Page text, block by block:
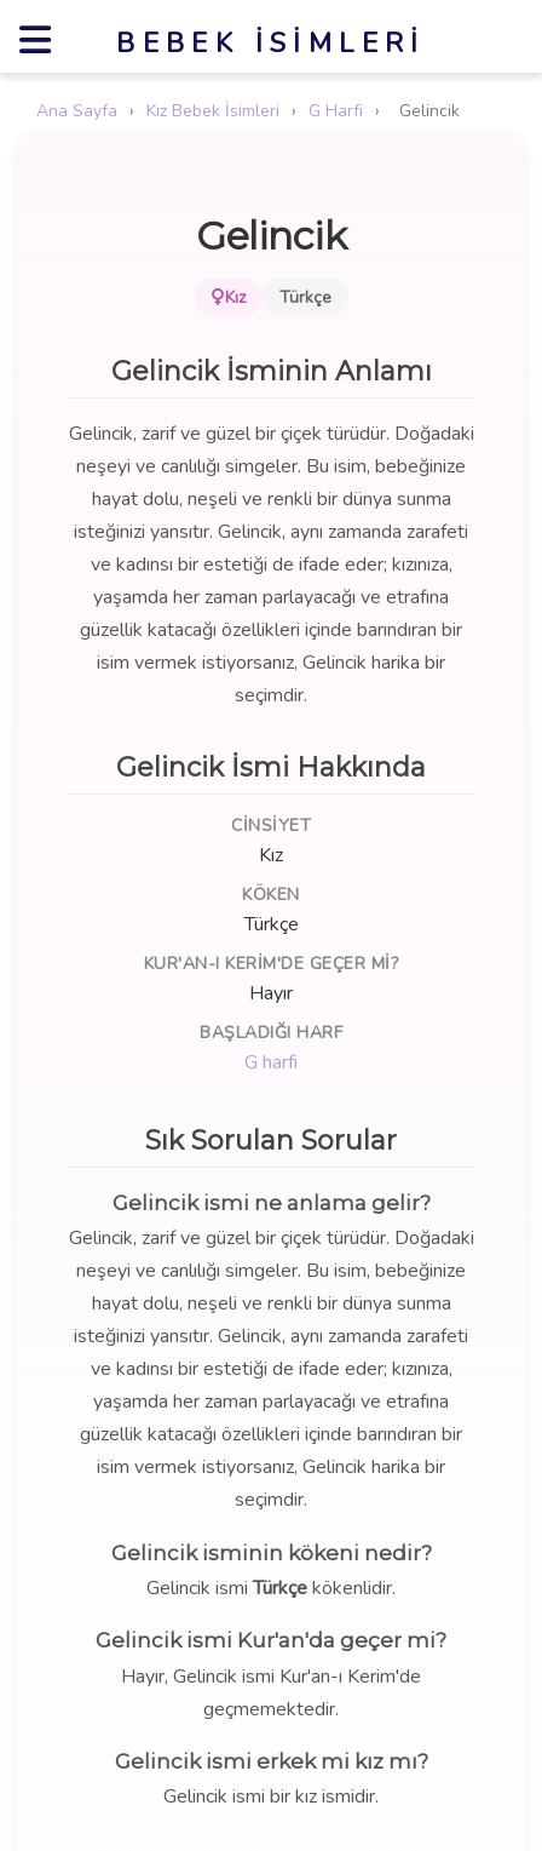
BEBEK İSIMLERI
Ana Sayfa › Kız Bebek İsimleri › G Harfi › Gelincik
Gelincik
Kız Türkçe
Gelincik İsminin Anlamı
Gelincik, zarif ve güzel bir çiçek türüdür. Doğadaki
neşeyi ve canlılığı simgeler. Bu isim, bebeğinize
hayat dolu, neşeli ve renkli bir dünya sunma
isteğinizi yansıtır. Gelincik, aynı zamanda zarafeti
ve kadınsı bir estetiği de ifade eder; kızınıza,
yaşamda her zaman parlayacağı ve etrafına
güzellik katacağı özellikleri içinde barındıran bir
isim vermek istiyorsanız, Gelincik harika bir
seçimdir.
Gelincik İsmi Hakkında
CINSIYET
Kız
KÖKEN
Türkçe
KUR'AN-I KERIM'DE GEÇER MI?
Hayır
BAŞLADIĞI HARF
G harfi
Sık Sorulan Sorular
Gelincik ismi ne anlama gelir?
Gelincik, zarif ve güzel bir çiçek türüdür. Doğadaki
neşeyi ve canlılığı simgeler. Bu isim, bebeğinize
hayat dolu, neşeli ve renkli bir dünya sunma
isteğinizi yansıtır. Gelincik, aynı zamanda zarafeti
ve kadınsı bir estetiği de ifade eder; kızınıza,
yaşamda her zaman parlayacağı ve etrafına
güzellik katacağı özellikleri içinde barındıran bir
isim vermek istiyorsanız, Gelincik harika bir
seçimdir.
Gelincik isminin kökeni nedir?
Gelincik ismiTürkçekökenlidir.
Gelincik ismi Kur'an'da geçer mi?
Hayır, Gelincik ismi Kur'an-ı Kerim'de
geçmemektedir.
Gelincik ismi erkek mi kız mı?
Gelincik ismi bir kız ismidir.